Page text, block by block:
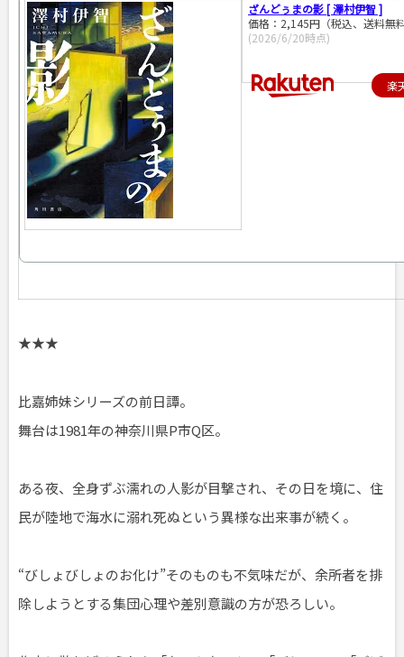
ざんどぅまの影 [ 澤村伊智 ]
価格：2,145円（税込、送料無
(2026/6/20時点)
楽
★★★
比嘉姉妹シリーズの前日譚。
舞台は1981年の神奈川県P市Q区。
ある夜、全身ずぶ濡れの人影が目撃され、その日を境に、住
民が陸地で海水に溺れ死ぬという異様な出来事が続く。
“びしょびしょのお化け”そのものも不気味だが、余所者を排
除しようとする集団心理や差別意識の方が恐ろしい。